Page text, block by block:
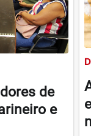
de
e